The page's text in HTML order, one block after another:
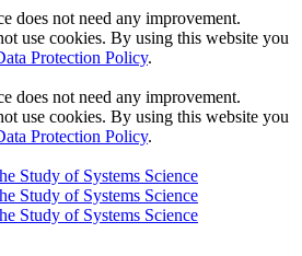
does not need any improvement.
use cookies. By using this website you
Protection Policy.
does not need any improvement.
use cookies. By using this website you
Protection Policy.